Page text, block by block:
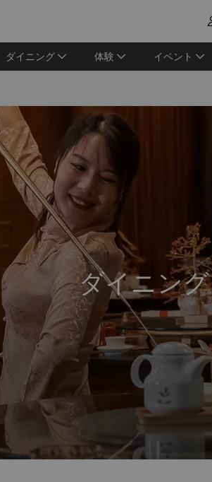
ダイニング 体験 イベント
ダイニング